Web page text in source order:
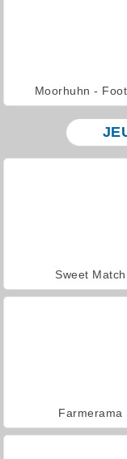
Moorhuhn -
Sweet Match
Farmerama